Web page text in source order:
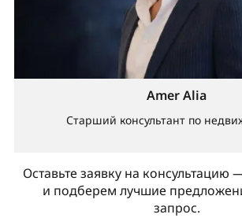
Оставьте заявку на
и подберем лучшие
запрос.
Amer Alia
Старший консультант по